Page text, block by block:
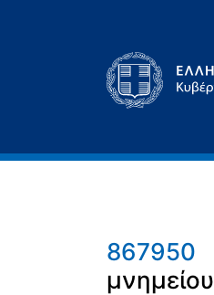
867950
μνημείου